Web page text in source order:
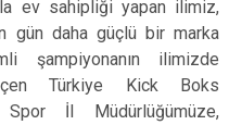
ev sahipliği yapan ilimiz,
gün daha güçlü bir marka
şampiyonanın ilimizde
Türkiye Kick Boks
İl Müdürlüğümüze,